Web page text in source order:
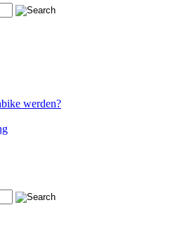
werden?